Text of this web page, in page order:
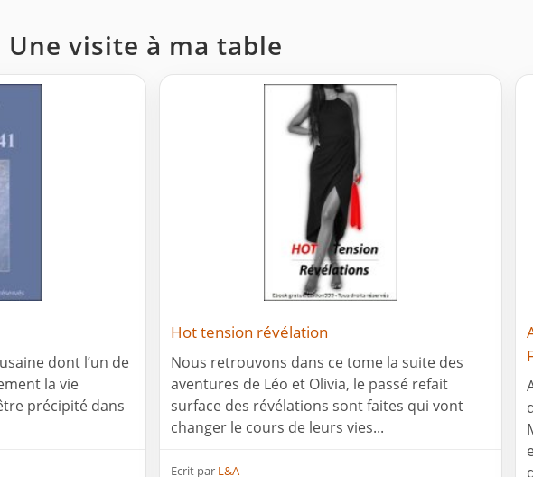
visite à ma table
dont l’un de
la vie
précipité dans
Hot tension révélation
Nous retrouvons dans ce tome la suite des
aventures de Léo et Olivia, le passé refait
surface des révélations sont faites qui vont
changer le cours de leurs vies...
Ecrit par L&A